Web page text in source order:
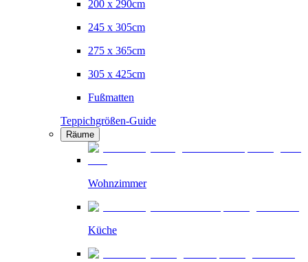
200 x 290cm
245 x 305cm
275 x 365cm
305 x 425cm
Fußmatten
Teppichgrößen-Guide
Räume
Wohnzimmer
Küche